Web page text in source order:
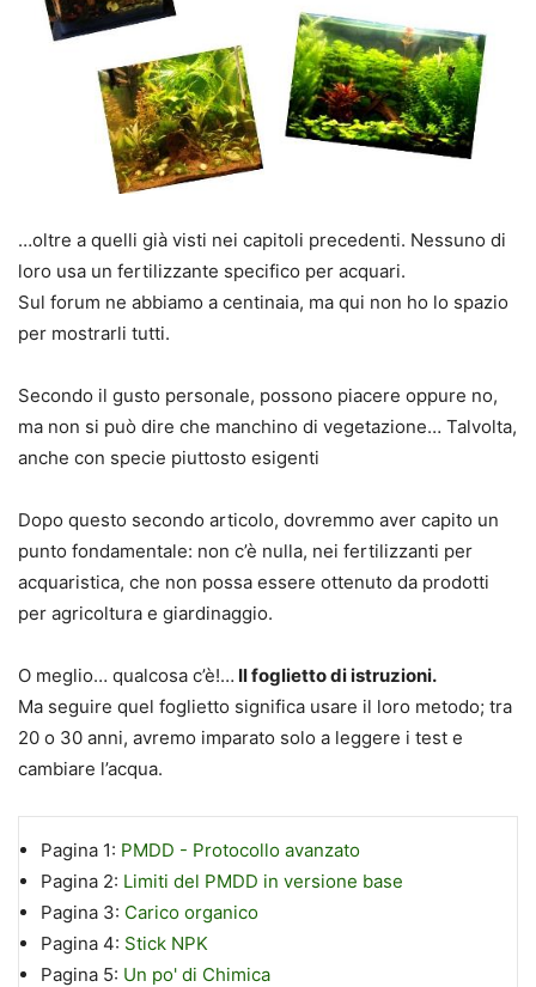
…oltre a quelli già visti nei capitoli precedenti. Nessuno di
loro usa un fertilizzante specifico per acquari.
Sul forum ne abbiamo a centinaia, ma qui non ho lo spazio
per mostrarli tutti.
Secondo il gusto personale, possono piacere oppure no,
ma non si può dire che manchino di vegetazione… Talvolta,
anche con specie piuttosto esigenti
Dopo questo secondo articolo, dovremmo aver capito un
punto fondamentale: non c’è nulla, nei fertilizzanti per
acquaristica, che non possa essere ottenuto da prodotti
per agricoltura e giardinaggio.
O meglio… qualcosa c’è!… Il foglietto di istruzioni.
Ma seguire quel foglietto significa usare il loro metodo; tra
20 o 30 anni, avremo imparato solo a leggere i test e
cambiare l’acqua.
Pagina 1: PMDD - Protocollo avanzato
Pagina 2: Limiti del PMDD in versione base
Pagina 3: Carico organico
Pagina 4: Stick NPK
Pagina 5: Un po' di Chimica